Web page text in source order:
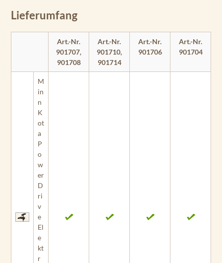
Lieferumfang
Art.-Nr.
901707,
901708
Art.-Nr.
901710,
901714
Art.-Nr.
901706
Art.-Nr.
901704
M
in
n
K
ot
a
P
o
w
er
D
ri
v
e
El
e
kt
r